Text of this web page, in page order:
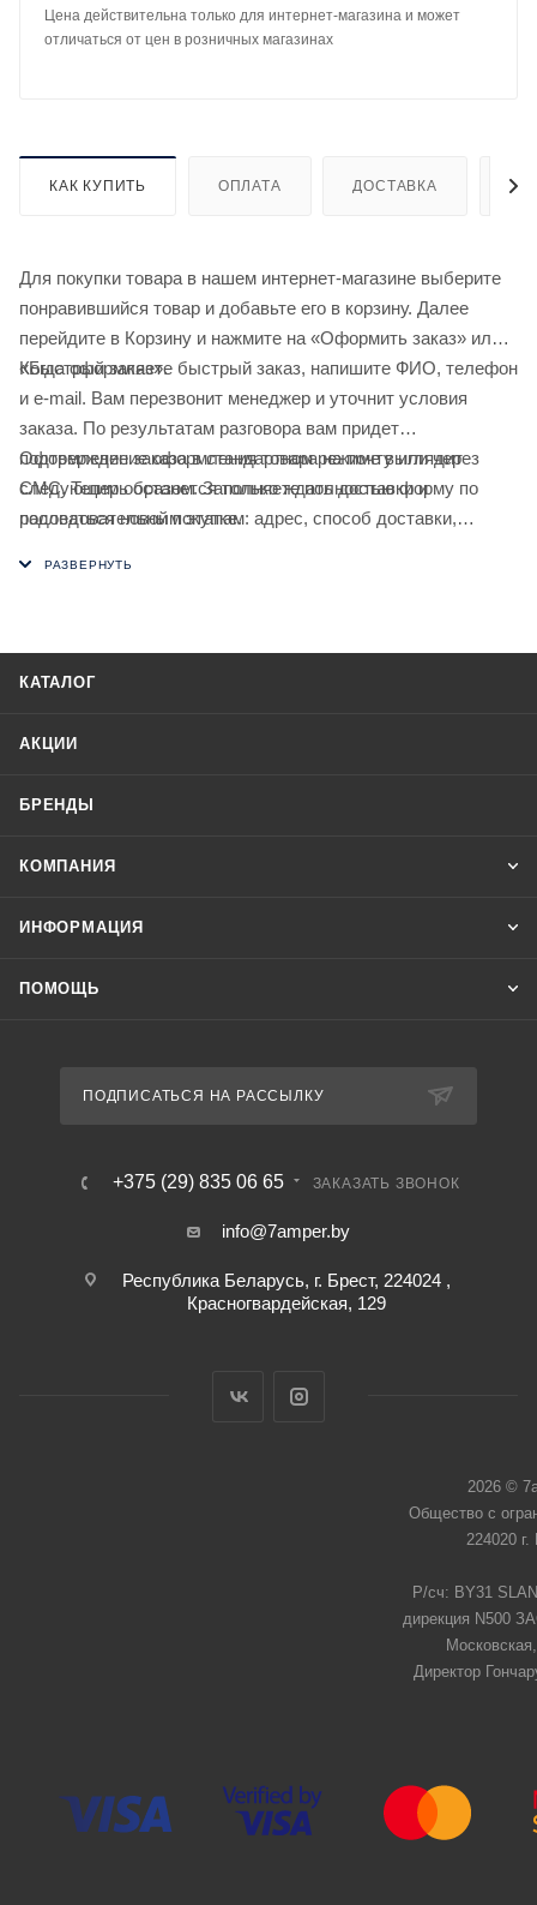
Цена действительна только для интернет-магазина и может
отличаться от цен в розничных магазинах
КАК КУПИТЬ ОПЛАТА ДОСТАВКА
Для покупки товара в нашем интернет-магазине выберите
понравившийся товар и добавьте его в корзину. Далее
перейдите в Корзину и нажмите на «Оформить заказ» или
«Быстрый заказ».
Когда оформляете быстрый заказ, напишите ФИО, телефон
и e-mail. Вам перезвонит менеджер и уточнит условия
заказа. По результатам разговора вам придет
подтверждение оформления товара на почту или через
СМС. Теперь останется только ждать доставки и
радоваться новой покупке.
Оформление заказа в стандартном режиме выглядит
следующим образом. Заполняете полностью форму по
последовательным этапам: адрес, способ доставки,
КАТАЛОГ
АКЦИИ
БРЕНДЫ
КОМПАНИЯ
ИНФОРМАЦИЯ
ПОМОЩЬ
ПОДПИСАТЬСЯ НА РАССЫЛКУ
+375 (29) 835 06 65 ЗАКАЗАТЬ ЗВОНОК
info@7amper.by
Республика Беларусь, г. Брест, 224024 ,
Красногвардейская, 129
2026 ©
Общество с
224020
Р/сч: BY31
дирекция N500
Директор